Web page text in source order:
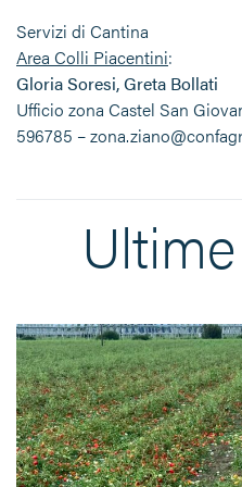
Servizi di Cantina
Area Colli Piacentini:
Gloria Soresi, Greta Bollati
Ufficio zona Castel San
596785 –